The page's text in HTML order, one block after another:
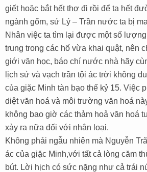
giết hoặc bắt hết thợ đi rồi để ta hết
ngành gốm, sứ Lý – Trần nước ta bị
Nhân việc ta tìm lại được một số
trung trong các hố vừa khai quật, nên
giới văn học, báo chí nước nhà hãy
lịch sử và vạch trần tội ác trời không
của giặc Minh tàn bạo thế kỷ 15. Việc
diệt văn hoá và môi trường văn hoá
không bao giờ các thảm hoả văn hoá
xảy ra nữa đối với nhân loại.
Không phải ngẫu nhiên mà Nguyễn
ác của giặc Minh,với tất cả lòng căm
bút. Lời hịch có sức nặng như cả trái